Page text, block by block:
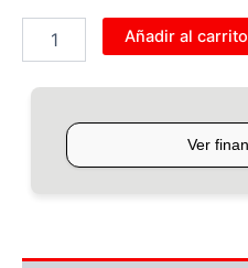
Añadir al carrito